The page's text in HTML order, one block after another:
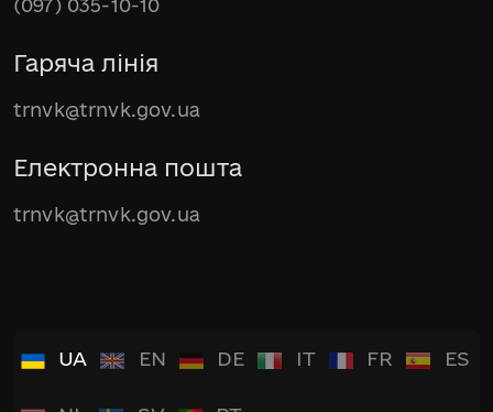
(097) 035-10-10
Гаряча лінія
trnvk@trnvk.gov.ua
Електронна пошта
trnvk@trnvk.gov.ua
UA EN DE IT FR ES